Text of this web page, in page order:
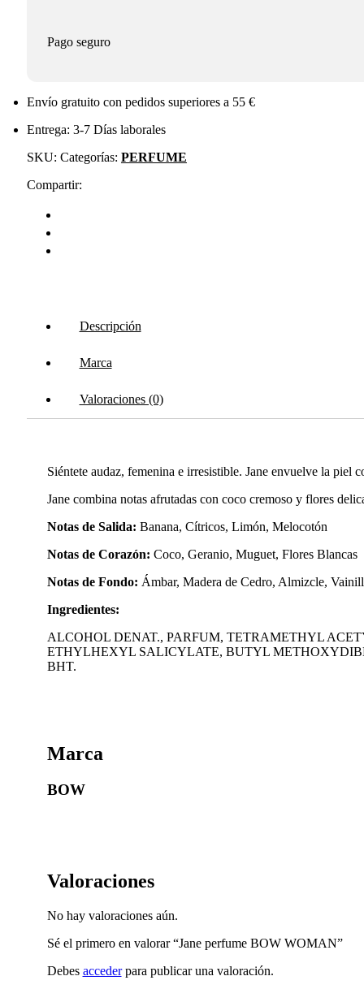
Pago seguro
Envío gratuito con pedidos superiores a 55 €
Entrega: 3-7 Días laborales
SKU: Categorías: PERFUME
Compartir:
Descripción
Marca
Valoraciones (0)
Siéntete audaz, femenina e irresistible. Jane envuelve la piel
Jane combina notas afrutadas con coco cremoso y flores
Notas de Salida: Banana, Cítricos, Limón, Melocotón
Notas de Corazón: Coco, Geranio, Muguet, Flores Blancas
Notas de Fondo: Ámbar, Madera de Cedro, Almizcle,
Ingredientes:
ALCOHOL DENAT., PARFUM, TETRAMETHYL
ETHYLHEXYL SALICYLATE, BUTYL
BHT.
Marca
BOW
Valoraciones
No hay valoraciones aún.
Sé el primero en valorar “Jane perfume BOW WOMAN”
Debes accederpara publicar una valoración.